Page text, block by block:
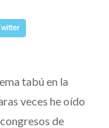
tabú en la
veces he oído
de